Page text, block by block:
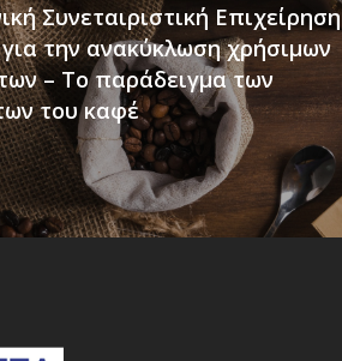
Συνεταιριστική Επιχείρηση
την ανακύκλωση χρήσιμων
– Το παράδειγμα των
του καφέ